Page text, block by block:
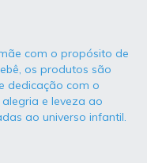
com o propósito de
os produtos são
dedicação com o
e leveza ao
ao universo infantil.